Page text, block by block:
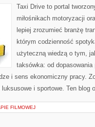
Taxi Drive to portal
miłośnikach motoryzacji
lepiej zrozumieć branżę
którym codzienność
użyteczną wiedzą o tym,
taksówka: od
i sens ekonomiczny pracy.
i sportowe. Ten blog
FILMOWEJ